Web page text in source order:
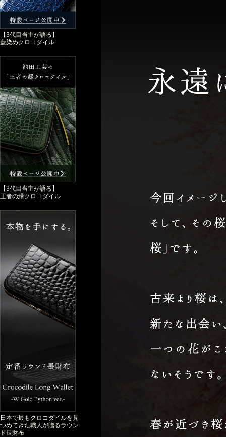
【3代目当主が語る】
藍染めクロコダイル
【3代目当主が語る】
王者の緑クロコダイル
日本で最もクロコダイルを見
つめてきた職人が贈るラウン
ド長財布